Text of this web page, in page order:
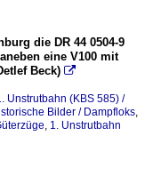
die DR 44 0504-9
eine V100 mit
Beck) 
Unstrutbahn (KBS 585) /
Bilder / Dampfloks,
, 1. Unstrutbahn